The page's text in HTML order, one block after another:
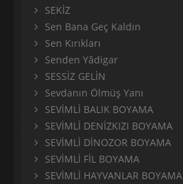
SEKİZ
Sen Bana Geç Kaldın
Sen Kırıkları
Senden Yâdigar
SESSİZ GELİN
Sevdanın Ölmüş Yanı
SEVİMLİ BALIK BOYAMA
SEVİMLİ DENİZKIZI BOYAMA
SEVİMLİ DİNOZOR BOYAMA
SEVİMLİ FİL BOYAMA
SEVİMLİ HAYVANLAR BOYAMA